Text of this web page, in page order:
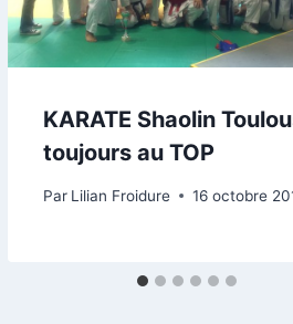
KARATE Shaolin
toujours au TOP
Par Lilian Froidure 16 octobre